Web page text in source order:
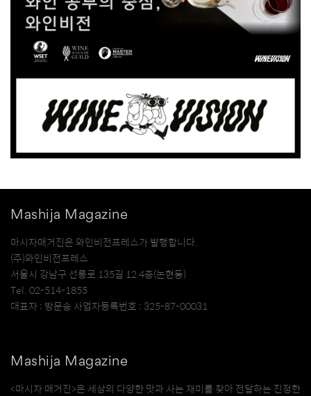
Mashija Magazine
마시자매거진은 와인비전프레스가 발행합니다.
(주)와인비전프레스
서울시 강남구 선릉로 135길 12 4층(논현동)
Tel. 02-514-1855
대표자 : 방문송 사업자등록번호 : 325-87-00031
Mashija Magazine
<마시자 매거진>은 세상의 다양한 맛과 사는 재미를 찾아 전달하는 진정한